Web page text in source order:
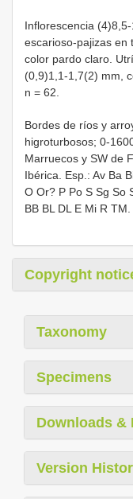
Inflorescencia
escarioso-pajizas en
color pardo claro.
(0,9)1,1-1,7(2) mm,
n = 62.
Bordes de ríos y
higroturbosos; 0-
Marruecos y SW de
Ibérica. Esp.: Av Ba
O Or? P Po S Sg So
BB BL DL E Mi R TM.
Copyright
Taxonomy
Specimens
Downloads &
Version